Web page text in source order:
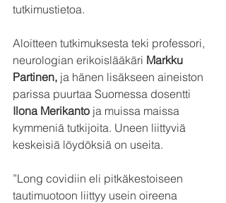
tutkimustietoa.
Aloitteen tutkimuksesta teki professori,
neurologian erikoislääkäri Markku
Partinen, ja hänen lisäkseen aineiston
parissa puurtaa Suomessa dosentti
Ilona Merikanto ja muissa maissa
kymmeniä tutkijoita. Uneen liittyviä
keskeisiä löydöksiä on useita.
”Long covidiin eli pitkäkestoiseen
tautimuotoon liittyy usein oireena